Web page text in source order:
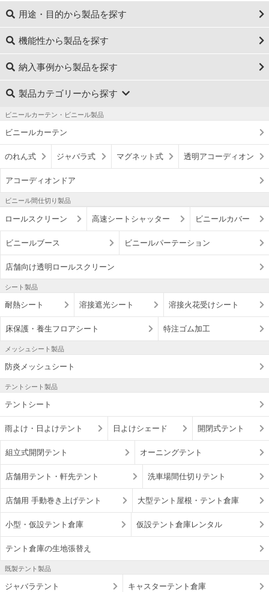
用途・目的から製品を探す
機能性から製品を探す
納入事例から製品を探す
製品カテゴリーから探す
ビニールカーテン・ビニール製品
ビニールカーテン
のれん式 ジャバラ式 マグネット式 透明アコーディオン
アコーディオンドア
ビニール間仕切り製品
ロールスクリーン 高速シートシャッター ビニールカバー
ビニールブース ビニールパーテーション
店舗向け透明ロールスクリーン
シート製品
耐熱シート 溶接遮光シート 溶接火花受けシート
床保護・養生フロアシート 特注ゴム加工
メッシュシート製品
防炎メッシュシート
テントシート製品
テントシート
雨よけ・日よけテント 日よけシェード 開閉式テント
組立式開閉テント オーニングテント
店舗用テント・軒先テント 洗車場間仕切りテント
店舗用 手動巻き上げテント 大型テント屋根・テント倉庫
小型・仮設テント倉庫 仮設テント倉庫レンタル
テント倉庫の生地張替え
既製テント製品
ジャバラテント キャスターテント倉庫